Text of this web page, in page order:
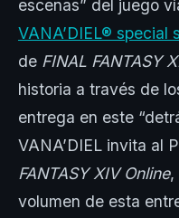
escenas” del juego
VANA’DIEL® special
de FINAL FANTASY
historia a través de
entrega en este
VANA’DIEL invita al
FANTASY XIV Online,
volumen de esta